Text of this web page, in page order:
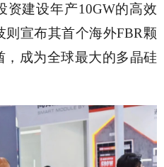
资建设年产10GW的高效
宣布其首个海外FBR颗
成为全球最大的多晶硅